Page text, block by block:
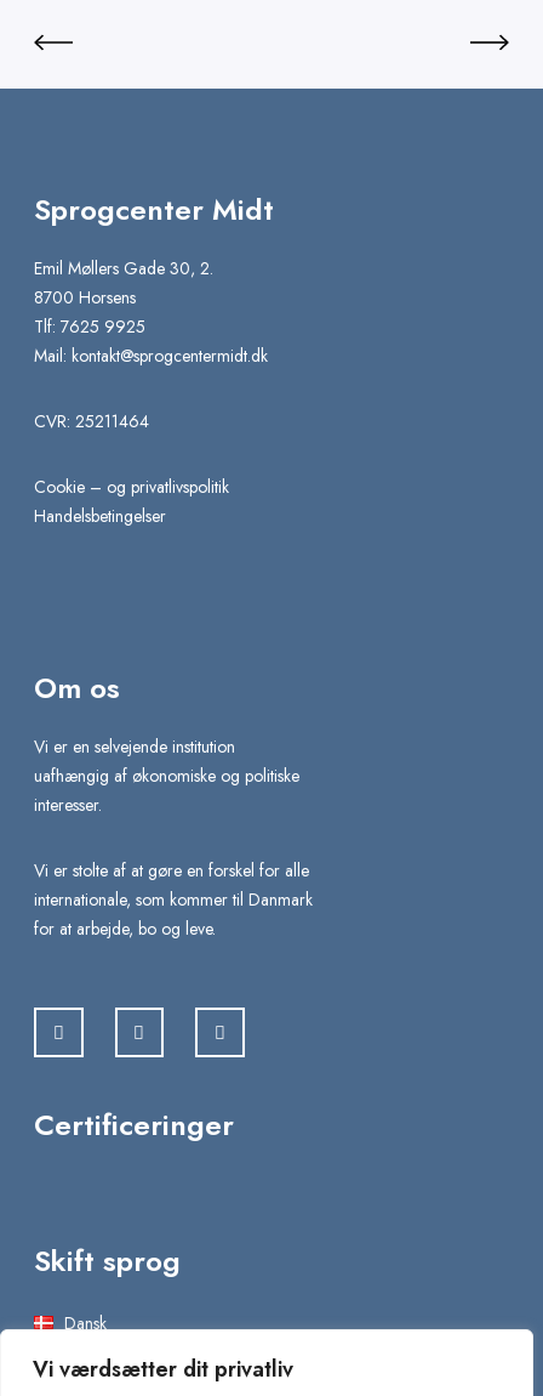
Vi værdsætter dit privatliv
Sprogcenter Midt
Emil Møllers Gade 30, 2.
8700 Horsens
Tlf: 7625 9925
Mail: kontakt@sprogcentermidt.dk
CVR: 25211464
Cookie – og privatlivspolitik
Handelsbetingelser
Om os
Vi er en selvejende institution
uafhængig af økonomiske og politiske
interesser.
Vi er stolte af at gøre en forskel for alle
internationale, som kommer til Danmark
for at arbejde, bo og leve.
Certificeringer
Skift sprog
Dansk
English